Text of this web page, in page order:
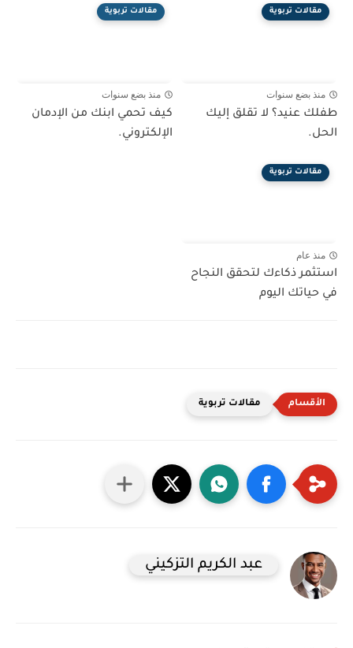
مقالات تربوية
منذ بضع سنوات
طفلك عنيد؟ لا تقلق إليك
الحل.
مقالات تربوية
منذ بضع سنوات
كيف تحمي ابنك من الإدمان
الإلكتروني.
مقالات تربوية
منذ عام
استثمر ذكاءك لتحقق النجاح
في حياتك اليوم
مقالات تربوية
عبد الكريم التزكيني